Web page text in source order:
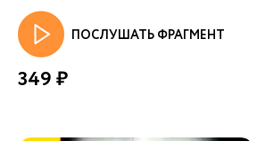
ПОСЛУШАТЬ ФРАГМЕНТ
349 ₽